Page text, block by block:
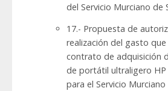
del Servicio Murciano de
17.- Propuesta de
realización del gasto
contrato de adquisición
de portátil ultraligero
para el Servicio Murciano